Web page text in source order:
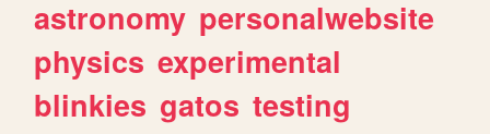
astronomy personalwebsite
physics experimental
blinkies gatos testing